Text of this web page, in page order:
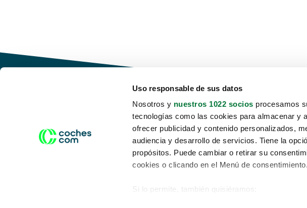
Uso responsable de sus datos
Nosotros y nuestros 1022 socios procesamos
tecnologías como las cookies para almacenar y
ofrecer publicidad y contenido personalizados,
audiencia y desarrollo de servicios. Tiene la
propósitos. Puede cambiar o retirar su
cookies o clicando en el Menú de consentimiento.
Si lo permite, también quisiéramos:
Conduce tu futuro,
desata tu movilidad